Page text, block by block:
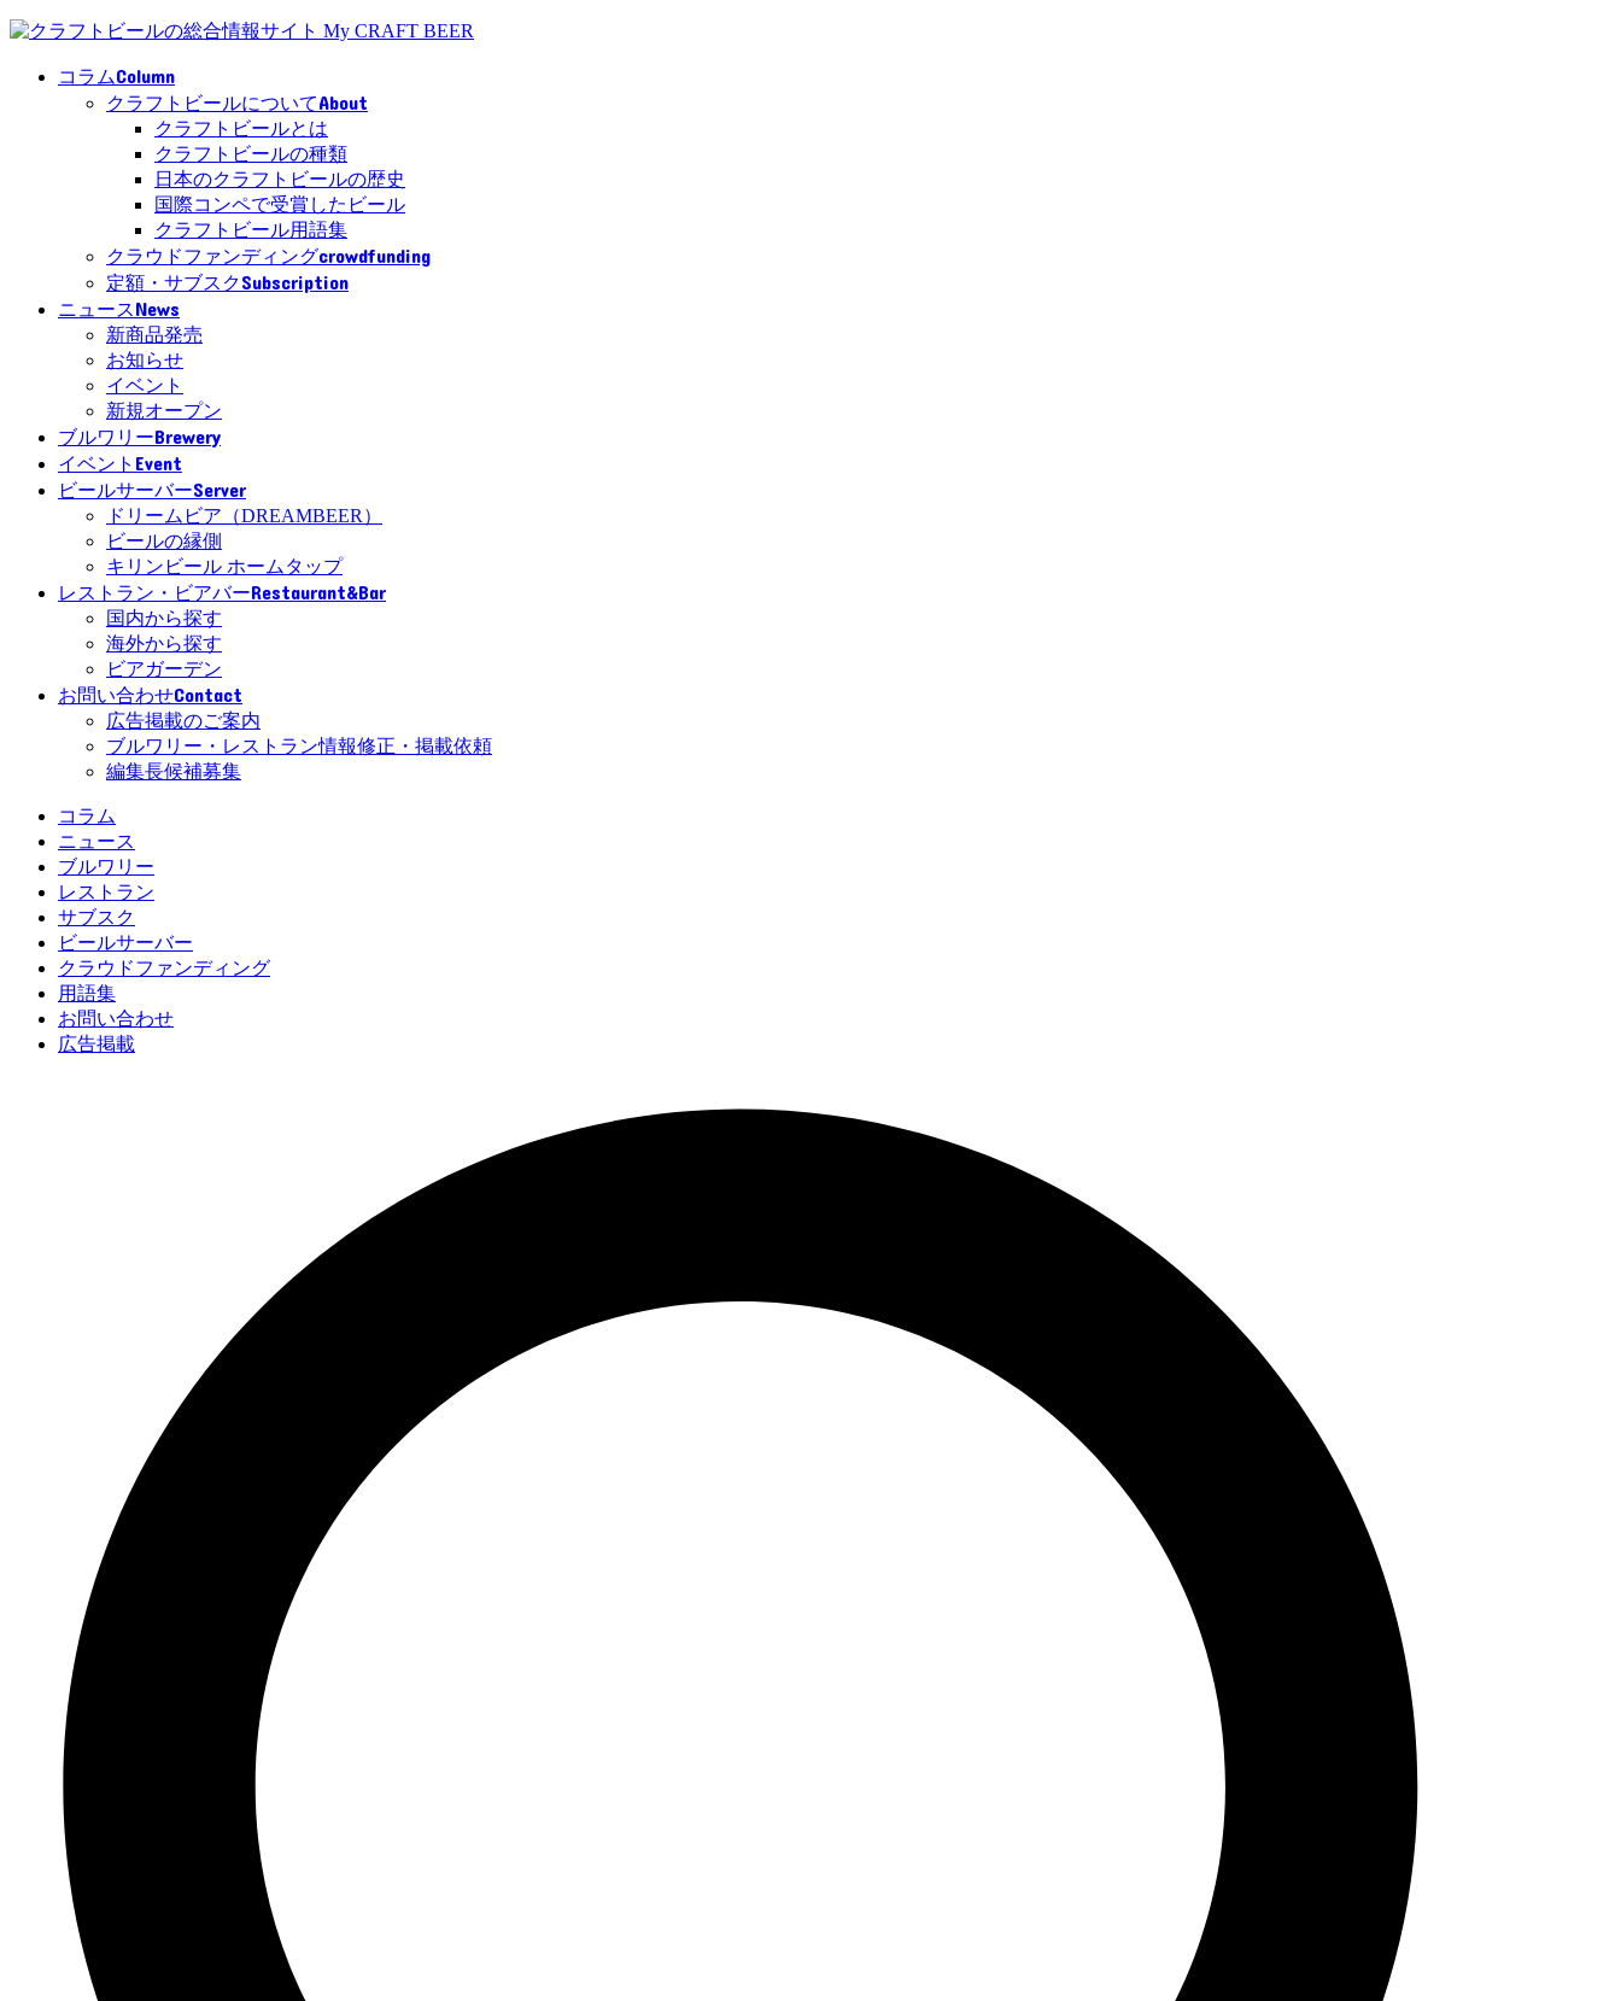
コラムColumn
クラフトビールについてAbout
クラフトビールとは
クラフトビールの種類
日本のクラフトビールの歴史
国際コンペで受賞したビール
クラフトビール用語集
クラウドファンディングcrowdfunding
定額・サブスクSubscription
ニュースNews
新商品発売
お知らせ
イベント
新規オープン
ブルワリーBrewery
イベント Event
ビールサーバーServer
ドリームビア（DREAMBEER）
ビールの縁側
キリンビール ホームタップ
レストラン・ビアバーRestaurant&Bar
国内から探す
海外から探す
ビアガーデン
お問い合わせContact
広告掲載のご案内
ブルワリー・レストラン情報修正・掲載依頼
編集長候補募集
コラム
ニュース
ブルワリー
レストラン
サブスク
ビールサーバー
クラウドファンディング
用語集
お問い合わせ
広告掲載